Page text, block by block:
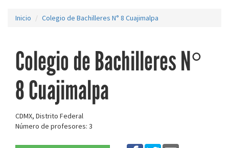
Inicio Colegio de Bachilleres N° 8 Cuajimalpa
Colegio de Bachilleres N°
8 Cuajimalpa
CDMX, Distrito Federal
Número de profesores: 3